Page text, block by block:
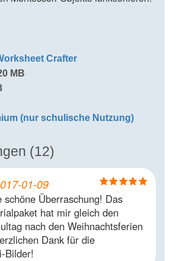
Crafter
MB
(nur schulische Nutzung)
(12)
Bewertet mit
5 von 5
01-09
schöne Überraschung! Das
hat mir gleich den
nach den Weihnachtsferien
Dank für die
Bilder!